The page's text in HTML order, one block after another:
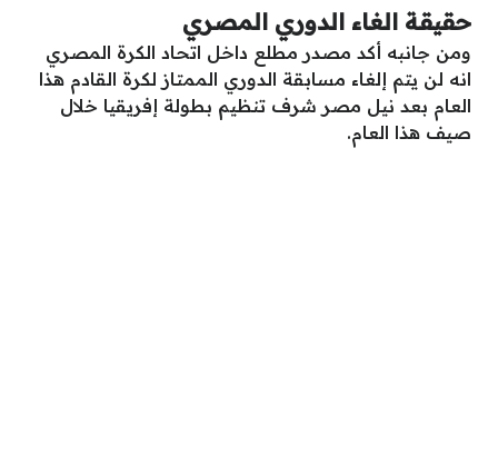
حقيقة الغاء الدوري المصري
ومن جانبه أكد مصدر مطلع داخل اتحاد الكرة المصري
انه لن يتم إلغاء مسابقة الدوري الممتاز لكرة القادم هذا
العام بعد نيل مصر شرف تنظيم بطولة إفريقيا خلال
صيف هذا العام.